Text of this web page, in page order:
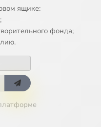
ящике:
фонда;